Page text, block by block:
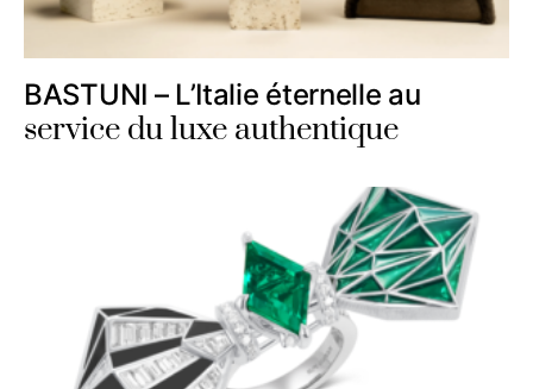
BASTUNI – L’Italie éternelle au
service du luxe authentique